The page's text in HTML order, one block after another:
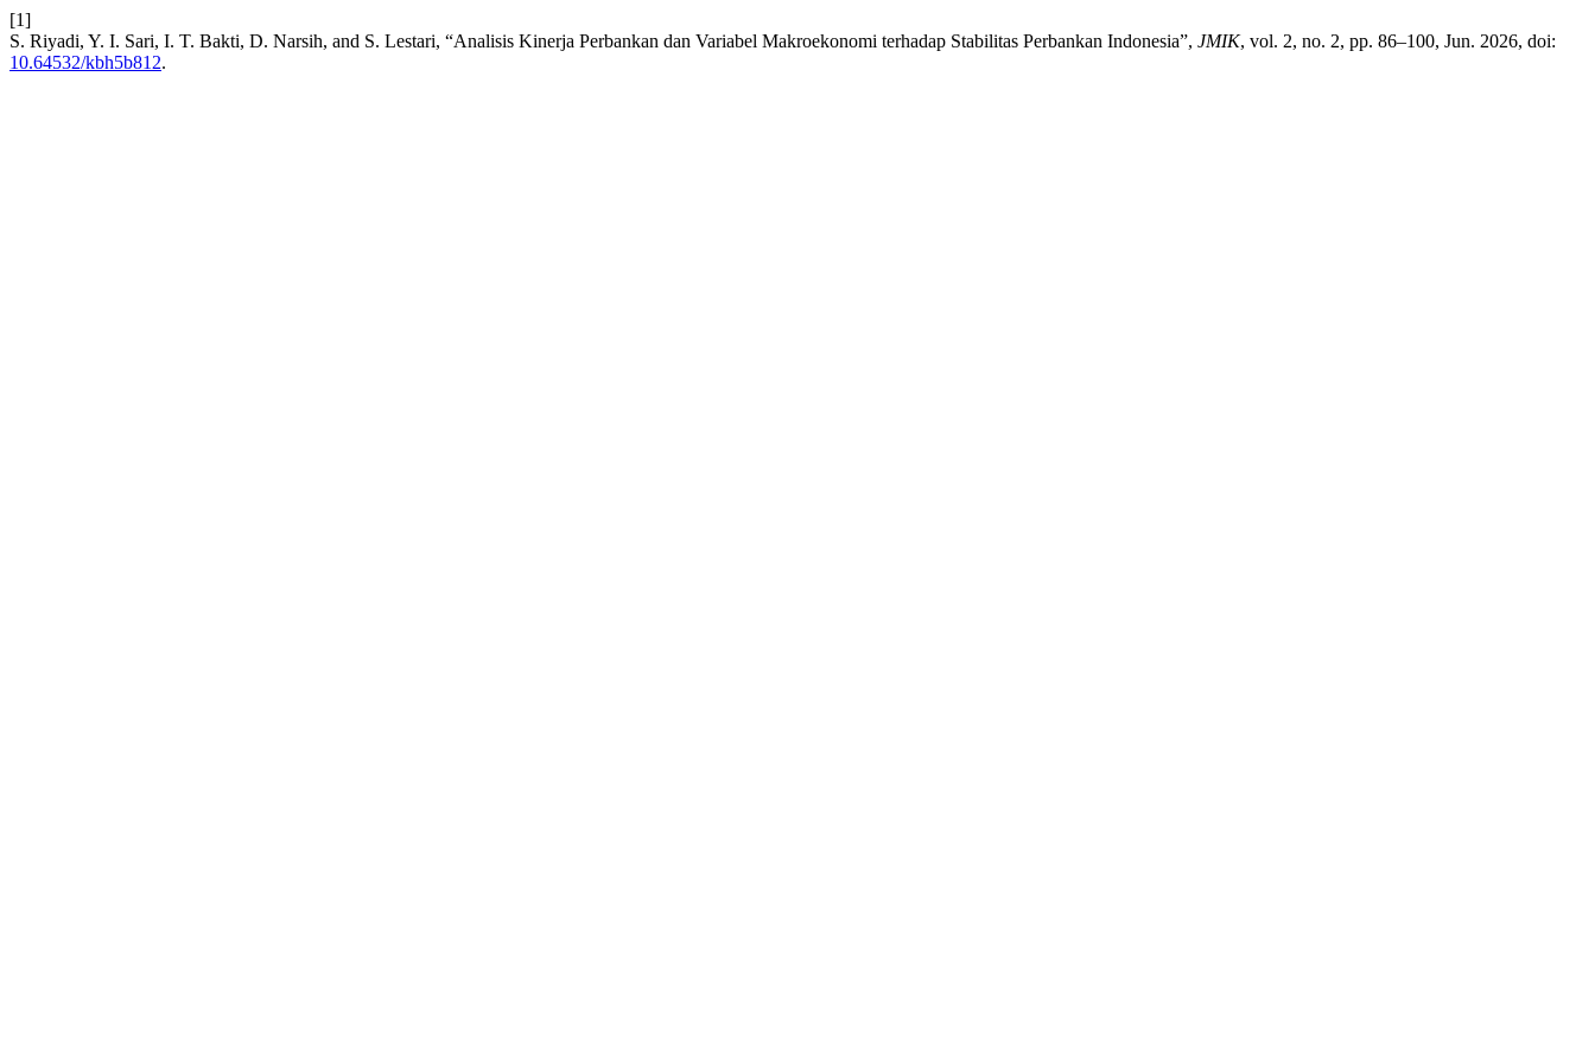
[1]
S. Riyadi, Y. I. Sari, I. T. Bakti, D. Narsih, and S. Lestari, “Analisis Kinerja Perbankan dan Variabel Makroekonomi terhadap Stabilitas Perbankan Indonesia”, JMIK, vol. 2, no. 2, pp. 86–100, Jun. 2026, doi:
10.64532/kbh5b812.